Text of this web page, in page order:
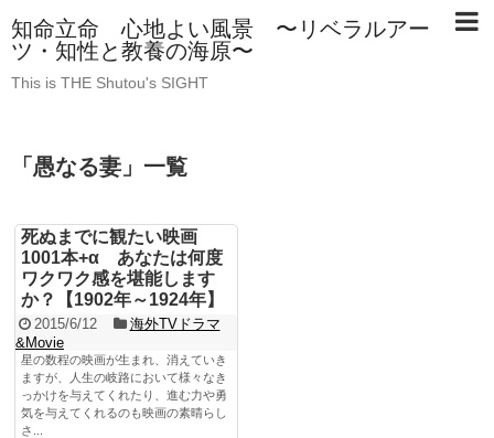
知命立命 心地よい風景 〜リベラルアー
ツ・知性と教養の海原〜
This is THE Shutou's SIGHT
「 愚なる妻 」 一覧
死ぬまでに観たい映画
1001本+α あなたは何度
ワクワク感を堪能します
か？【1902年～1924年】
2015/6/12
海外TVドラマ
&Movie
星の数程の映画が生まれ、消えていき
ますが、人生の岐路において様々なき
っかけを与えてくれたり、進む力や勇
気を与えてくれるのも映画の素晴らし
さ...